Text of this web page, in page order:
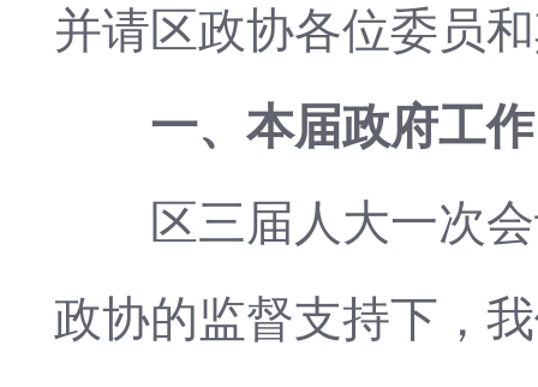
并请区政协各位委员
一、本届政府工
区三届人大一次会
政协的监督支持下，